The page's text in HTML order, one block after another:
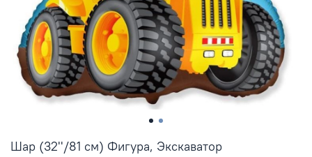
Шар (32''/81 см) Фигура, Экскаватор